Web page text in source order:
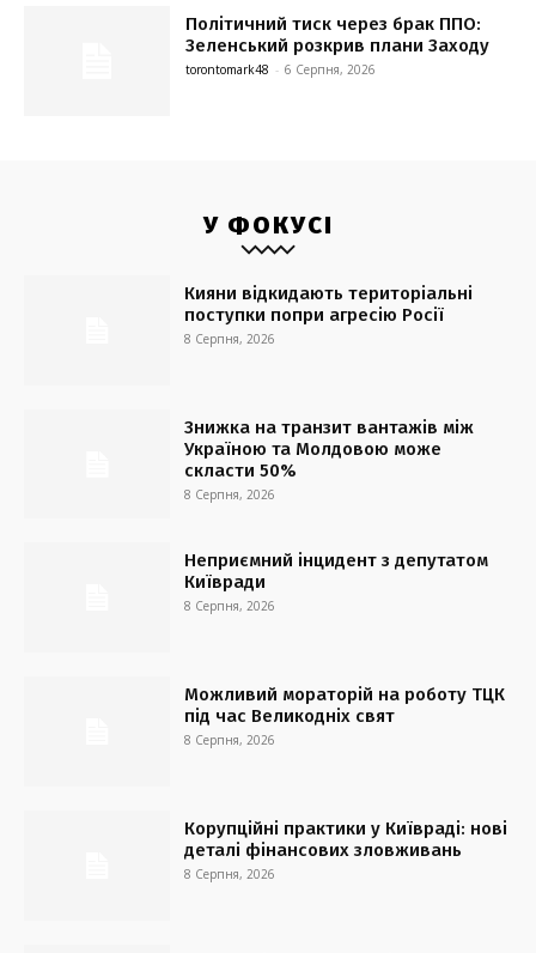
Політичний тиск через брак ППО:
Зеленський розкрив плани Заходу
torontomark48 - 6 Серпня, 2026
У ФОКУСІ
Кияни відкидають територіальні
поступки попри агресію Росії
8 Серпня, 2026
Знижка на транзит вантажів між
Україною та Молдовою може
скласти 50%
8 Серпня, 2026
Неприємний інцидент з депутатом
Київради
8 Серпня, 2026
Можливий мораторій на роботу ТЦК
під час Великодніх свят
8 Серпня, 2026
Корупційні практики у Київраді: нові
деталі фінансових зловживань
8 Серпня, 2026